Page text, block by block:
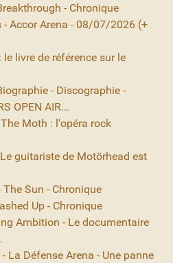
- Chronique
- Accor Arena - 08/07/2026 (+
le livre de référence sur le
- Discographie -
OPEN AIR...
The Moth : l'opéra rock
guitariste de Motörhead est
The Sun - Chronique
Up - Chronique
Ambition - Le documentaire
La Défense Arena - Une panne